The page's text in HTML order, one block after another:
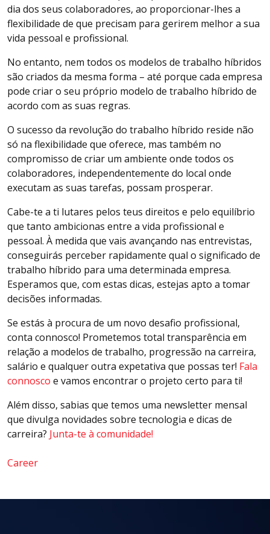
dia dos seus colaboradores, ao proporcionar-lhes a
flexibilidade de que precisam para gerirem melhor a sua
vida pessoal e profissional.
No entanto, nem todos os modelos de trabalho híbridos
são criados da mesma forma – até porque cada empresa
pode criar o seu próprio modelo de trabalho híbrido de
acordo com as suas regras.
O sucesso da revolução do trabalho híbrido reside não
só na flexibilidade que oferece, mas também no
compromisso de criar um ambiente onde todos os
colaboradores, independentemente do local onde
executam as suas tarefas, possam prosperar.
Cabe-te a ti lutares pelos teus direitos e pelo equilíbrio
que tanto ambicionas entre a vida profissional e
pessoal. À medida que vais avançando nas entrevistas,
conseguirás perceber rapidamente qual o significado de
trabalho híbrido para uma determinada empresa.
Esperamos que, com estas dicas, estejas apto a tomar
decisões informadas.
Se estás à procura de um novo desafio profissional,
conta connosco! Prometemos total transparência em
relação a modelos de trabalho, progressão na carreira,
salário e qualquer outra expetativa que possas ter! Fala
connosco e vamos encontrar o projeto certo para ti!
Além disso, sabias que temos uma newsletter mensal
que divulga novidades sobre tecnologia e dicas de
carreira? Junta-te à comunidade!
Career